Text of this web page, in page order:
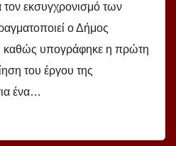
εκσυγχρονισμό των
ο Δήμος
υπογράφηκε η πρώτη
του έργου της
ένα…